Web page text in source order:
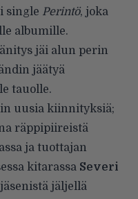
single Perintö, joka
albumille.
jäi alun perin
jäätyä
tauolle.
uusia kiinnityksiä;
räppipiireistä
ja tuottajan
kitarassa Severi
jäljellä